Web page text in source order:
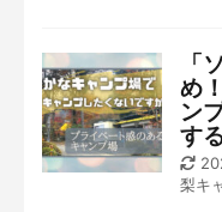
「
め
ン
す
梨キ